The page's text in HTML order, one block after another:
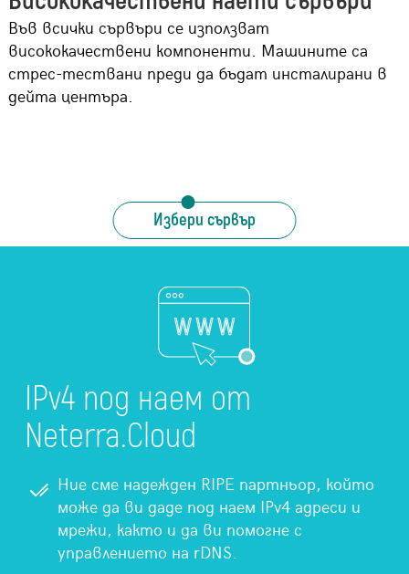
Във всички сървъри се използват
висококачествени компоненти. Машините са
стрес-тествани преди да бъдат инсталирани в
дейта центъра.
Избери сървър
IPv4 под наем от
Neterra.Cloud
Ние сме надежден RIPE партньор, който
може да ви даде под наем IPv4 адреси и
мрежи, както и да ви помогне с
управлението на rDNS.